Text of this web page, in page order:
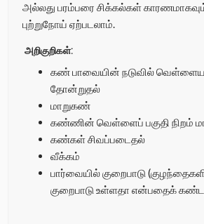
அல்லது பரம்பரை சிக்கல்கள்
புற்றுநோய் ஏற்படலாம்.
அறிகுறிகள்:
கண் பாவையின் நடுவில்
தோன்றுதல்
மாறுகண்
கண்ணின் வெள்ளைப் பகுதி நிறம்
கண்கள் சிவப்படைதல்
வீக்கம்
பார்வையில் குறைபாடு
குறைபாடு உள்ளதா என்பதைக்